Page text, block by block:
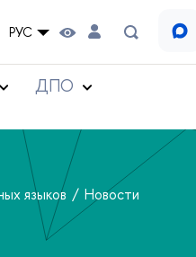
РУС
ДПО
языков Новости